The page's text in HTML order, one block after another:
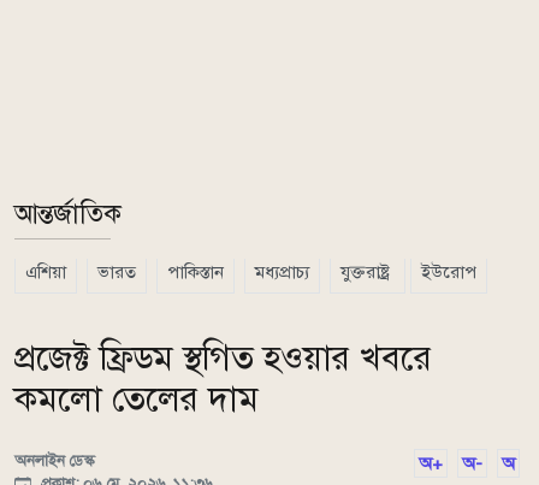
আন্তর্জাতিক
এশিয়া ভারত পাকিস্তান মধ্যপ্রাচ্য যুক্তরাষ্ট্র ইউরোপ
প্রজেক্ট ফ্রিডম স্থগিত হওয়ার খবরে
কমলো তেলের দাম
অনলাইন ডেস্ক
অ+ অ- অ